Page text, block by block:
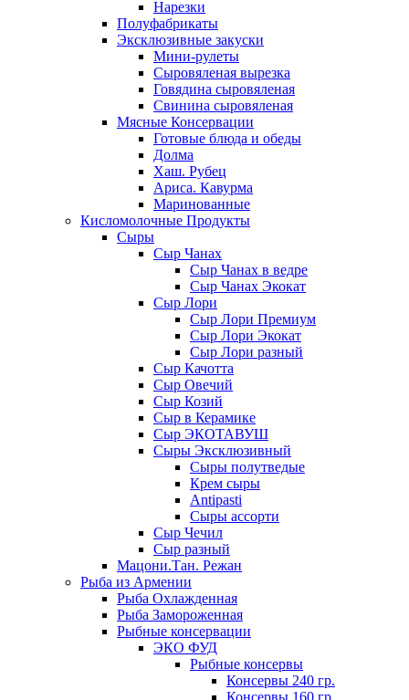
Нарезки
Полуфабрикаты
Эксклюзивные закуски
Мини-рулеты
Сыровяленая вырезка
Говядина сыровяленая
Свинина сыровяленая
Мясные Консервации
Готовые блюда и обеды
Долма
Хаш. Рубец
Ариса. Кавурма
Маринованные
Кисломолочные Продукты
Сыры
Сыр Чанах
Сыр Чанах в ведре
Сыр Чанах Экокат
Сыр Лори
Сыр Лори Премиум
Сыр Лори Экокат
Сыр Лори разный
Сыр Качотта
Сыр Овечий
Сыр Козий
Сыр в Керамике
Сыр ЭКОТАВУШ
Сыры Эксклюзивный
Сыры полутведые
Крем сыры
Antipasti
Сыры ассорти
Сыр Чечил
Сыр разный
Мацони.Тан. Режан
Рыба из Армении
Рыба Охлажденная
Рыба Замороженная
Рыбные консервации
ЭКО ФУД
Рыбные консервы
Консервы 240 гр.
Консервы 160 гр.